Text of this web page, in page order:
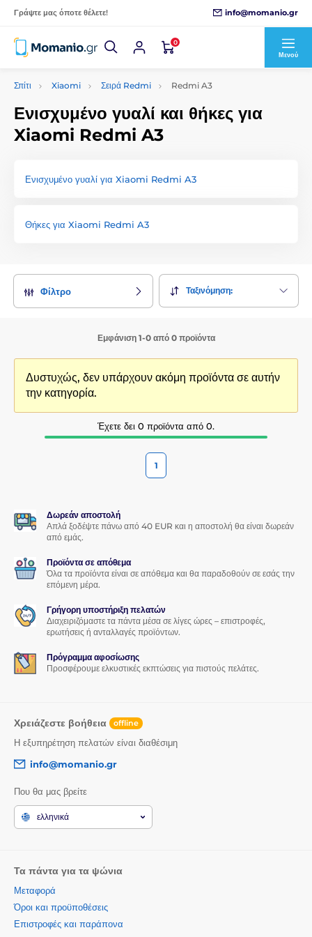
Γράψτε μας όποτε θέλετε! info@momanio.gr
0
Μενού
Σπίτι Xiaomi Σειρά Redmi Redmi A3
Ενισχυμένο γυαλί και θήκες για
Xiaomi Redmi A3
Ενισχυμένο γυαλί για Xiaomi Redmi A3
Θήκες για Xiaomi Redmi A3
Φίλτρο Ταξινόμηση:
Εμφάνιση 1-0 από 0 προϊόντα
Δυστυχώς, δεν υπάρχουν ακόμη προϊόντα σε αυτήν
την κατηγορία.
Έχετε δει 0 προϊόντα από 0.
1
Δωρεάν αποστολή
Απλά ξοδέψτε πάνω από 40 EUR και η αποστολή θα είναι δωρεάν
από εμάς.
Προϊόντα σε απόθεμα
Όλα τα προϊόντα είναι σε απόθεμα και θα παραδοθούν σε εσάς την
επόμενη μέρα.
Γρήγορη υποστήριξη πελατών
Διαχειριζόμαστε τα πάντα μέσα σε λίγες ώρες – επιστροφές,
ερωτήσεις ή ανταλλαγές προϊόντων.
Πρόγραμμα αφοσίωσης
Προσφέρουμε ελκυστικές εκπτώσεις για πιστούς πελάτες.
Χρειάζεστε βοήθεια offline
Η εξυπηρέτηση πελατών είναι διαθέσιμη
info@momanio.gr
Που θα μας βρείτε
ελληνικά
Τα πάντα για τα ψώνια
Μεταφορά
Όροι και προϋποθέσεις
Επιστροφές και παράπονα